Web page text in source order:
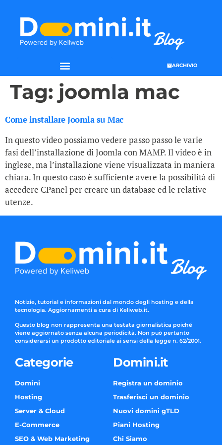
ARCHIVIO
Tag: joomla mac
Come installare Joomla su Mac
In questo video possiamo vedere passo passo le varie
fasi dell’installazione di Joomla con MAMP. Il video è in
inglese, ma l’installazione viene visualizzata in maniera
chiara. In questo caso è sufficiente avere la possibilità di
accedere CPanel per creare un database ed le relative
utenze.
Notizie, tutorial e informazioni dal mondo degli hosting e della
tecnologia. Aggiornamenti a cura di Keliweb.it.
Questo blog non rappresenta una testata giornalistica poiché
viene aggiornato senza alcuna periodicità. Non può pertanto
considerarsi un prodotto editoriale ai sensi della legge n. 62/2001.
Categorie
Domini
Hosting
Server & Cloud
E-Commerce
SEO & Web Marketing
Domini.it
Registra un dominio
Trasferisci un dominio
Nuovi domini gTLD
Piani Hosting
Chi Siamo